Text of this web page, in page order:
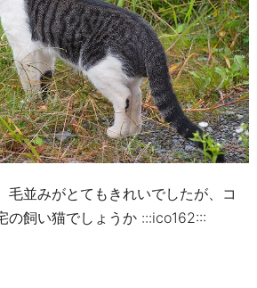
もきれいでしたが、コ
の飼い猫でしょうか :::ico162:::